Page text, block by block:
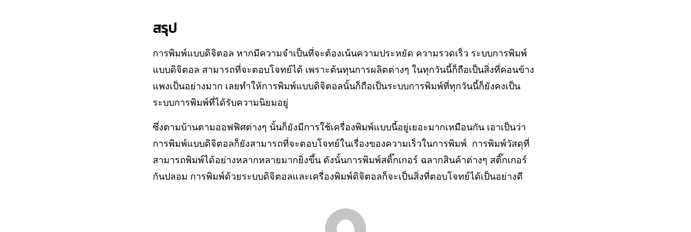
สรุป
การพิมพ์แบบดิจิตอล หากมีความจำเป็นที่จะต้องเน้นความประหยัด ความรวดเร็ว ระบบการพิมพ์
แบบดิจิตอล สามารถที่จะตอบโจทย์ได้ เพราะต้นทุนการผลิตต่างๆ ในทุกวันนี้ก็ถือเป็นสิ่งที่ค่อนข้าง
แพงเป็นอย่างมาก เลยทำให้การพิมพ์แบบดิจิตอลนั้นก็ถือเป็นระบบการพิมพ์ที่ทุกวันนี้ก็ยังคงเป็น
ระบบการพิมพ์ที่ได้รับความนิยมอยู่
ซึ่งตามบ้านตามออฟฟิศต่างๆ นั้นก็ยังมีการใช้เครื่องพิมพ์แบบนี้อยู่เยอะมากเหมือนกัน เอาเป็นว่า
การพิมพ์แบบดิจิตอลก็ยังสามารถที่จะตอบโจทย์ในเรื่องของความเร็วในการพิมพ์ การพิมพ์วัสดุที่
สามารถพิมพ์ได้อย่างหลากหลายมากยิ่งขึ้น ดังนั้นการพิมพ์สติ๊กเกอร์ ฉลากสินค้าต่างๆ สติ๊กเกอร์
กันปลอม การพิมพ์ด้วยระบบดิจิตอลและเครื่องพิมพ์ดิจิตอลก็จะเป็นสิ่งที่ตอบโจทย์ได้เป็นอย่างดี